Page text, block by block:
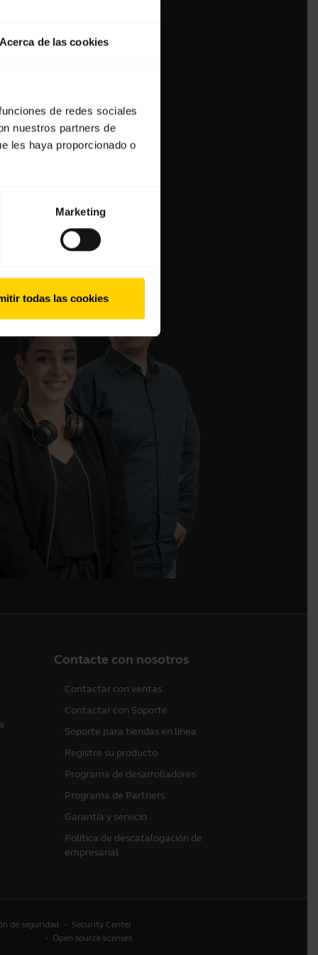
de las cookies
de redes sociales
nuestros partners de
les haya proporcionado o
Marketing
todas las cookies
Contacte con nosotros
Contactar con ventas
Contactar con Soporte
Soporte para tiendas en línea
Registre su producto
Programa de desarrolladores
Programa de Partners
Garantía y servicio
Política de descatalogación de
empresarial
de seguridad
Security Center
Open source licenses